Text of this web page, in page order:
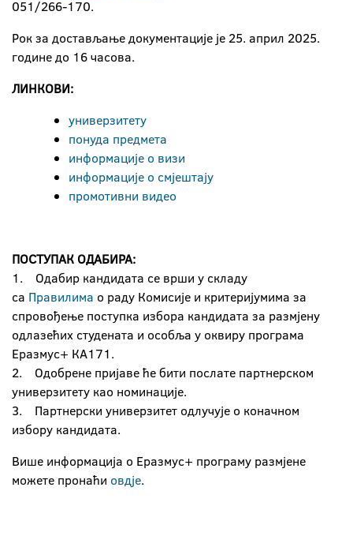
051/266-170.
Рок за достављање документације је 25. април 2025.
године до 16 часова.
ЛИНКОВИ:
универзитетy
понуда предмета
информације о визи
информације о смјештају
промотивни видео
ПОСТУПАК ОДАБИРА:
1. Одабир кандидата се врши у складу
са Правилима о раду Комисије и критеријумима за
спровођење поступка избора кандидата за размјену
одлазећих студената и особља у оквиру програма
Еразмус+ КА171.
2. Одобрене пријаве ће бити послате партнерском
универзитету као номинације.
3. Партнерски универзитет одлучује о коначном
избору кандидата.
Више информација о Еразмус+ програму размјене
можете пронаћи овдје.